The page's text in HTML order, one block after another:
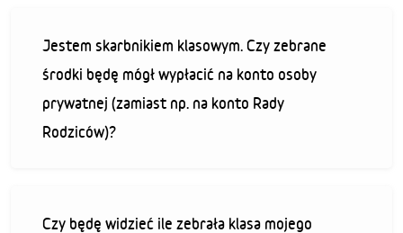
Jestem skarbnikiem klasowym. Czy zebrane
środki będę mógł wypłacić na konto osoby
prywatnej (zamiast np. na konto Rady
Rodziców)?
Czy będę widzieć ile zebrała klasa mojego